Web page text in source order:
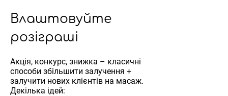
Влаштовуйте
розіграші
Акція, конкурс, знижка – класичні
способи збільшити залучення +
залучити нових клієнтів на масаж.
Декілька ідей: